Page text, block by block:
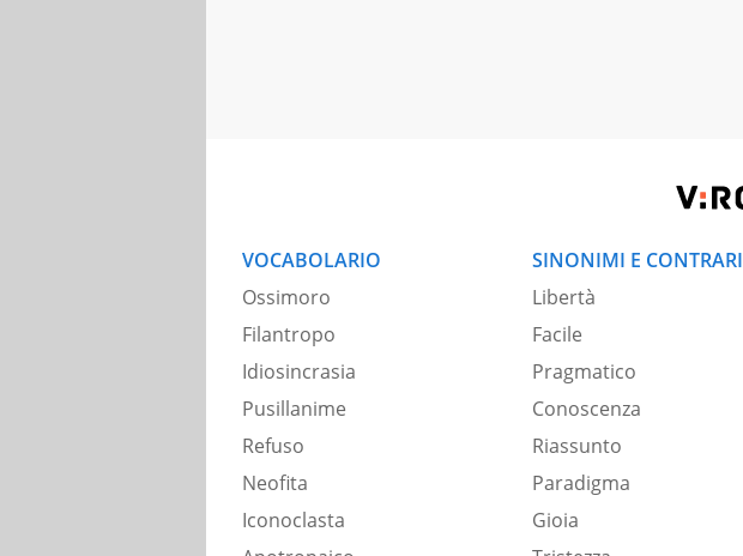
VOCABOLARIO
Ossimoro
Filantropo
Idiosincrasia
Pusillanime
Refuso
Neofita
Iconoclasta
SINONIMI E CONTRARI
Libertà
Facile
Pragmatico
Conoscenza
Riassunto
Paradigma
Gioia